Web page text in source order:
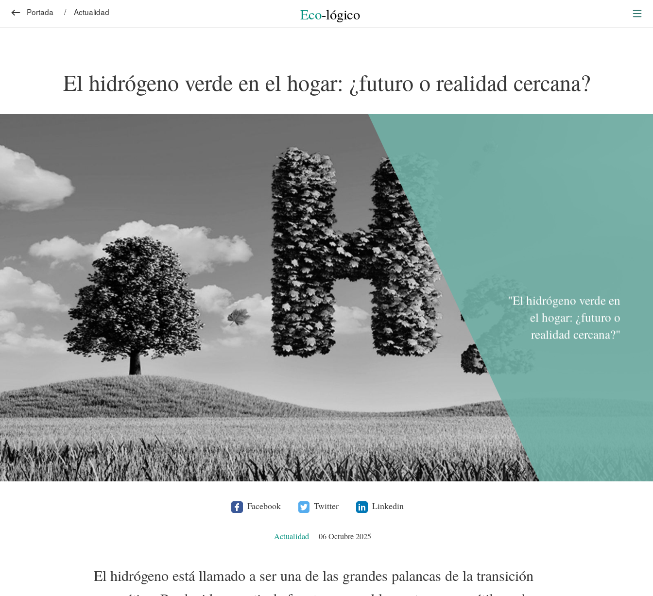
Eco-lógico
Portada Actualidad
El hidrógeno verde en el hogar: ¿futuro o realidad cercana?
"El hidrógeno verde en
el hogar: ¿futuro o
realidad cercana?"
Facebook Twitter Linkedin
Actualidad 06 Octubre 2025
El hidrógeno está llamado a ser una de las grandes palancas de la transición